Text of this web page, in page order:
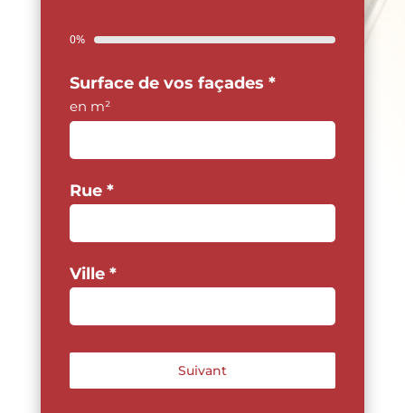
0%
Surface de vos façades *
en m²
Rue *
Ville *
Suivant